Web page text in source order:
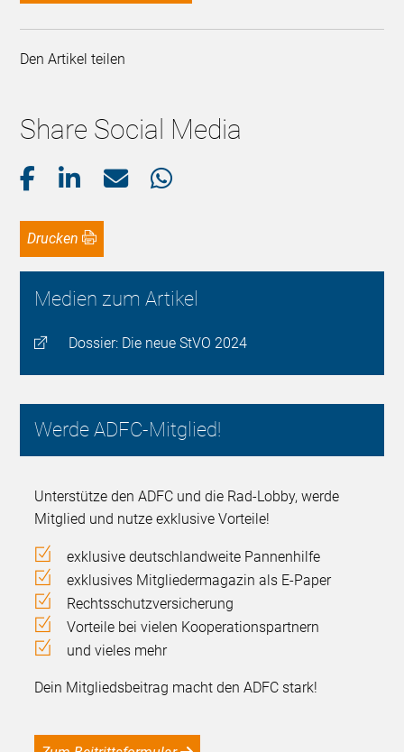
Den Artikel teilen
Share Social Media
Drucken
Medien zum Artikel
Dossier: Die neue StVO 2024
Werde ADFC-Mitglied!
Unterstütze den ADFC und die Rad-Lobby, werde
Mitglied und nutze exklusive Vorteile!
exklusive deutschlandweite Pannenhilfe
exklusives Mitgliedermagazin als E-Paper
Rechtsschutzversicherung
Vorteile bei vielen Kooperationspartnern
und vieles mehr
Dein Mitgliedsbeitrag macht den ADFC stark!